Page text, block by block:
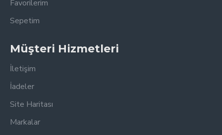
Favorilerim
Sepetim
Müşteri Hizmetleri
İletişim
İadeler
Site Haritası
Markalar